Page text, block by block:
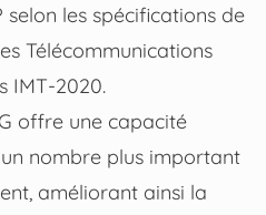
les spécifications de
Télécommunications
IMT-2020.
offre une capacité
nombre plus important
améliorant ainsi la